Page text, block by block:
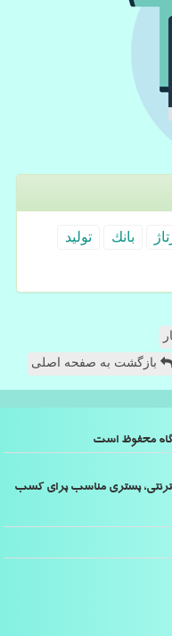
بانك
تولید
بازگشت به صفحه اصلی
بستری مناسب برای کسب